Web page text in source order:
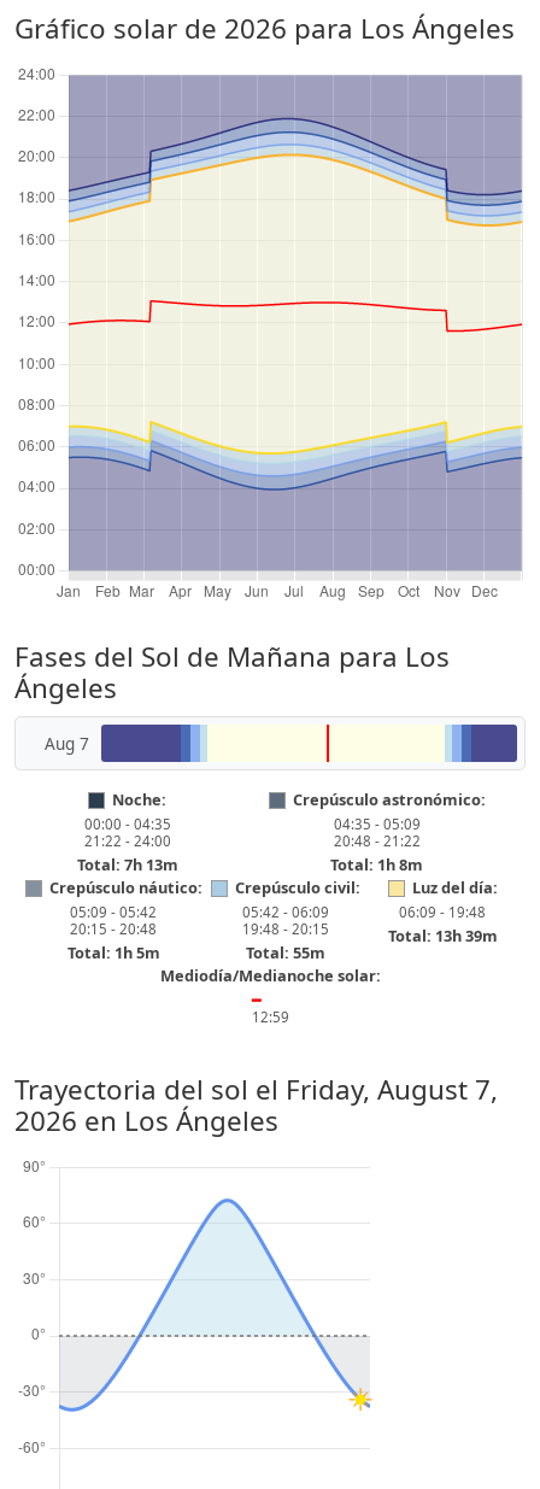
Gráfico solar de 2026 para Los Ángeles
Fases del Sol de Mañana para Los
Ángeles
Aug 7
Noche:
00:00 - 04:35
21:22 - 24:00
Total: 7h 13m
Crepúsculo astronómico:
04:35 - 05:09
20:48 - 21:22
Total: 1h 8m
Crepúsculo náutico:
05:09 - 05:42
20:15 - 20:48
Total: 1h 5m
Crepúsculo civil:
05:42 - 06:09
19:48 - 20:15
Total: 55m
Luz del día:
06:09 - 19:48
Total: 13h 39m
Mediodía/Medianoche solar:
━
12:59
Trayectoria del sol el Friday, August 7,
2026 en Los Ángeles